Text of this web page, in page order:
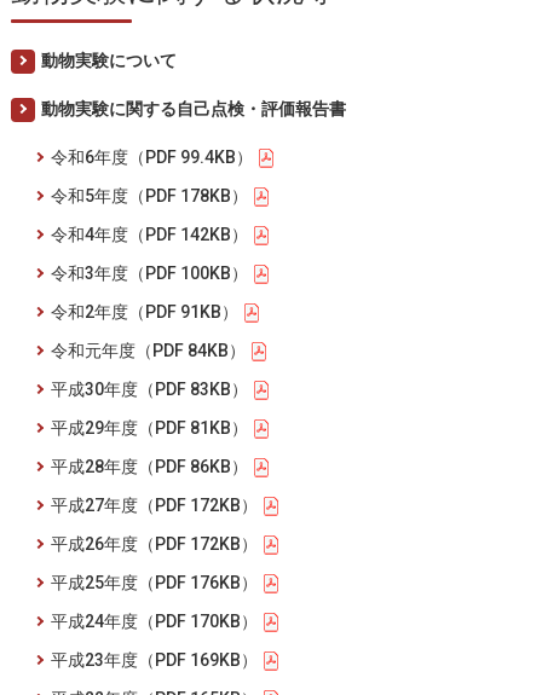
動物実験について
動物実験に関する自己点検・評価報告書
令和6年度（PDF 99.4KB）
令和5年度（PDF 178KB）
令和4年度（PDF 142KB）
令和3年度（PDF 100KB）
令和2年度（PDF 91KB）
令和元年度（PDF 84KB）
平成30年度（PDF 83KB）
平成29年度（PDF 81KB）
平成28年度（PDF 86KB）
平成27年度（PDF 172KB）
平成26年度（PDF 172KB）
平成25年度（PDF 176KB）
平成24年度（PDF 170KB）
平成23年度（PDF 169KB）